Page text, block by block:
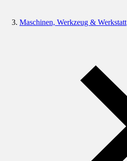
Maschinen, Werkzeug & Werkstatt